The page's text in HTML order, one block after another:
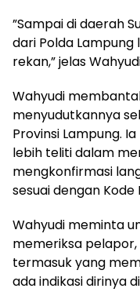
​”Sampai di daerah
dari Polda
rekan,” jelas
​Wahyudi
menyudutkannya
Provinsi Lampung.
lebih teliti dalam
mengkonfirmasi
sesuai dengan Kode
Wahyudi meminta
memeriksa
termasuk yang
ada indikasi dirinya